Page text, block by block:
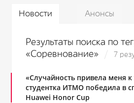
Новости Анонсы
Результаты поиска по
«Соревнование»
7
«Случайность привела меня к
студентка ИТМО победила в
Huawei Honor Cup